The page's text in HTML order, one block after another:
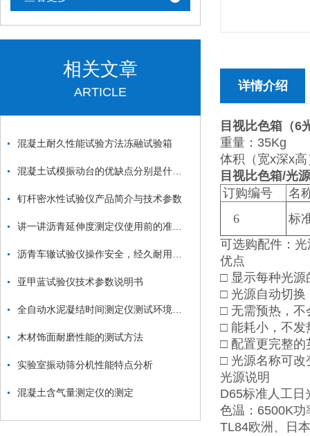
相关文章
ARTICLE
混凝土耐久性能试验方法冻融试验箱
钉杆密水性试验仪产品简介与技术参数
亚甲蓝试验仪技术参数说明书
木材饰面耐磨性能的测试方法
实验室振动筛分机性能特点分析
混凝土含气量测定仪的测定
详情介绍
目视比色箱（6
重量：35Kg
体积（宽x深x
目视比色箱/光
订购编号
名
6
标
可选购配件：
优点
□ 显示每种光源
□ 光源自动切换
□ 无需预热，不
□ 能耗小，不发
□ 配置更完整的
□ 光源名称可改
光源说明
D65标准人工日
色温：6500K功
TL84欧洲、日